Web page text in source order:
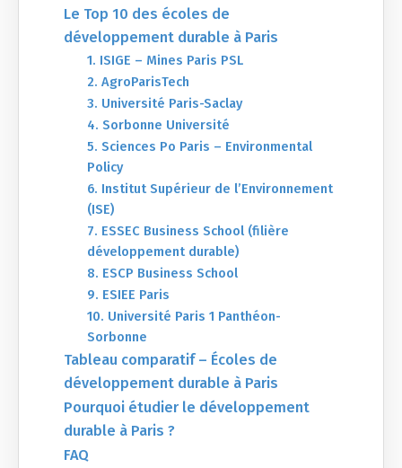
Le Top 10 des écoles de
développement durable à Paris
1. ISIGE – Mines Paris PSL
2. AgroParisTech
3. Université Paris-Saclay
4. Sorbonne Université
5. Sciences Po Paris – Environmental
Policy
6. Institut Supérieur de l’Environnement
(ISE)
7. ESSEC Business School (filière
développement durable)
8. ESCP Business School
9. ESIEE Paris
10. Université Paris 1 Panthéon-
Sorbonne
Tableau comparatif – Écoles de
développement durable à Paris
Pourquoi étudier le développement
durable à Paris ?
FAQ